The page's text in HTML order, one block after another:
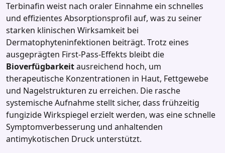
Terbinafin weist nach oraler Einnahme ein schnelles
und effizientes Absorptionsprofil auf, was zu seiner
starken klinischen Wirksamkeit bei
Dermatophyteninfektionen beiträgt. Trotz eines
ausgeprägten First‑Pass‑Effekts bleibt die
Bioverfügbarkeitausreichend hoch, um
therapeutische Konzentrationen in Haut, Fettgewebe
und Nagelstrukturen zu erreichen. Die rasche
systemische Aufnahme stellt sicher, dass frühzeitig
fungizide Wirkspiegel erzielt werden, was eine schnelle
Symptomverbesserung und anhaltenden
antimykotischen Druck unterstützt.